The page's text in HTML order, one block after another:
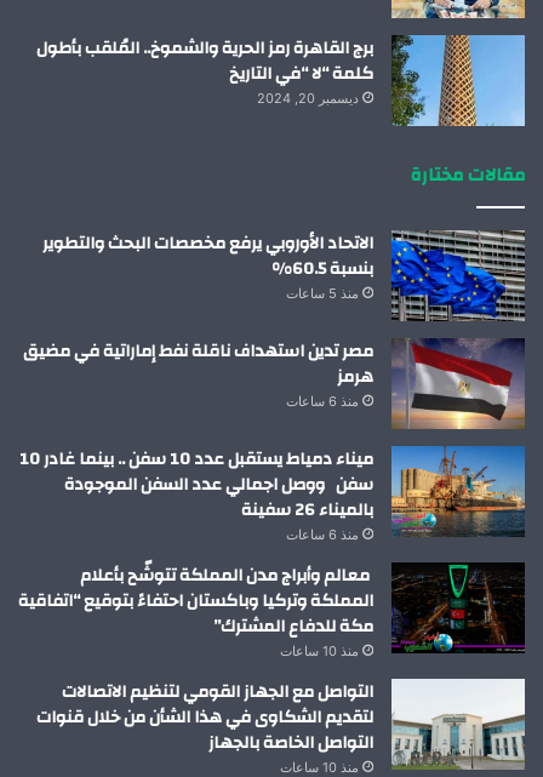
برج القاهرة رمز الحرية والشموخ.. المُلقب بأطول
كلمة “لا “في التاريخ
ديسمبر 20, 2024
مقالات مختارة
الاتحاد الأوروبي يرفع مخصصات البحث والتطوير
بنسبة 60.5%
منذ 5 ساعات
مصر تدين استهداف ناقلة نفط إماراتية في مضيق
هرمز
منذ 6 ساعات
ميناء دمياط يستقبل عدد 10 سفن .. بينما غادر 10
سفن ووصل اجمالي عدد السفن الموجودة
بالميناء 26 سفينة
منذ 6 ساعات
معالم وأبراج مدن المملكة تتوشّح بأعلام
المملكة وتركيا وباكستان احتفاءً بتوقيع “اتفاقية
مكة للدفاع المشترك”
منذ 10 ساعات
التواصل مع الجهاز القومي لتنظيم الاتصالات
لتقديم الشكاوى في هذا الشأن من خلال قنوات
التواصل الخاصة بالجهاز
منذ 10 ساعات